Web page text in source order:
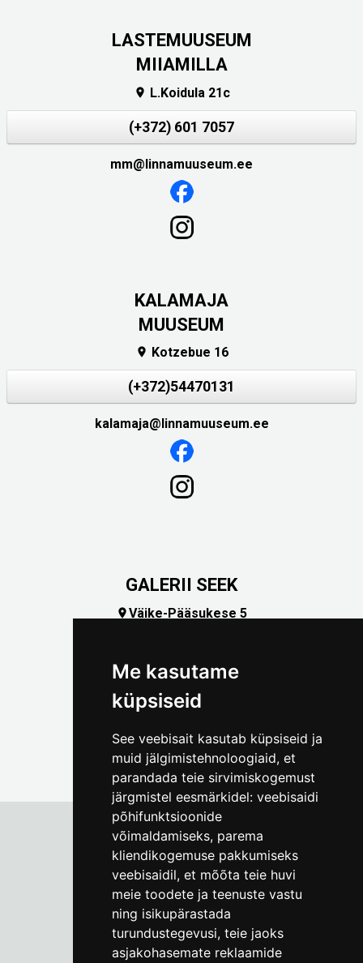
Me kasutame
küpsiseid
See veebisait kasutab küpsiseid ja
muid jälgimistehnoloogiaid, et
parandada teie sirvimiskogemust
järgmistel eesmärkidel: veebisaidi
põhifunktsioonide
võimaldamiseks, parema
kliendikogemuse pakkumiseks
veebisaidil, et mõõta teie huvi
meie toodete ja teenuste vastu
ning isikupärastada
turundustegevusi, teie jaoks
asjakohasemate reklaamide
LASTEMUUSEUM
MIIAMILLA
 L.Koidula 21c
(+372) 601 7057
mm@linnamuuseum.ee
KALAMAJA
MUUSEUM
 Kotzebue 16
(+372)54470131
kalamaja@linnamuuseum.ee
GALERII SEEK
Väike-Pääsukese 5
Tallinna Linnamuuseum
Vene 17
E-R kell 9-17(+372) 610 4178